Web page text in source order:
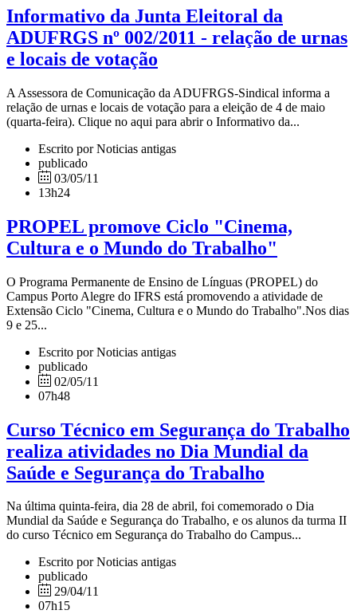
Informativo da Junta Eleitoral da
ADUFRGS nº 002/2011 - relação de urnas
e locais de votação
A Assessora de Comunicação da ADUFRGS-Sindical informa a
relação de urnas e locais de votação para a eleição de 4 de maio
(quarta-feira). Clique no aqui para abrir o Informativo da...
Escrito por Noticias antigas
publicado
03/05/11
13h24
PROPEL promove Ciclo "Cinema,
Cultura e o Mundo do Trabalho"
O Programa Permanente de Ensino de Línguas (PROPEL) do
Campus Porto Alegre do IFRS está promovendo a atividade de
Extensão Ciclo "Cinema, Cultura e o Mundo do Trabalho".Nos dias
9 e 25...
Escrito por Noticias antigas
publicado
02/05/11
07h48
Curso Técnico em Segurança do Trabalho
realiza atividades no Dia Mundial da
Saúde e Segurança do Trabalho
Na última quinta-feira, dia 28 de abril, foi comemorado o Dia
Mundial da Saúde e Segurança do Trabalho, e os alunos da turma II
do curso Técnico em Segurança do Trabalho do Campus...
Escrito por Noticias antigas
publicado
29/04/11
07h15